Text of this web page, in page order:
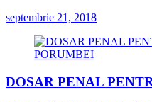
septembrie 21, 2018
DOSAR PENAL